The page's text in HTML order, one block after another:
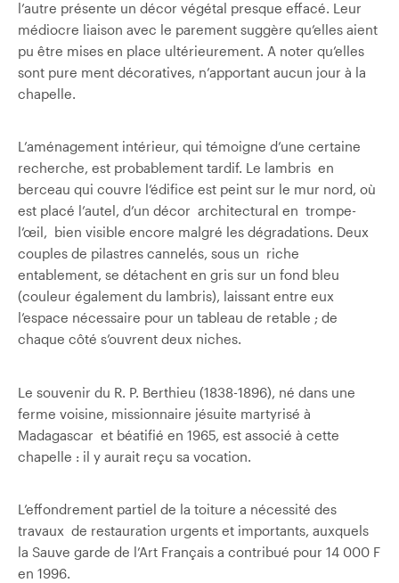
l’autre présente un décor végétal presque effacé. Leur
médiocre liaison avec le parement suggère qu’elles aient
pu être mises en place ultérieurement. A noter qu’elles
sont pure­ ment décoratives, n’apportant aucun jour à la
chapelle.
L’aménagement intérieur, qui témoigne d’une certaine
recherche, est probablement tardif. Le lambris en
berceau qui couvre l’édifice est peint sur le mur nord, où
est placé l’autel, d’un décor architectural en trompe-
l’œil, bien visible encore malgré les dégradations. Deux
couples de pilastres cannelés, sous un riche
entablement, se détachent en gris sur un fond bleu
(couleur également du lambris), laissant entre eux
l’espace nécessaire pour un tableau de retable ; de
chaque côté s’ouvrent deux niches.
Le souvenir du R. P. Berthieu (1838-1896), né dans une
ferme voisine, missionnaire jésuite martyrisé à
Madagascar et béatifié en 1965, est associé à cette
chapelle : il y aurait reçu sa vocation.
L’effondrement partiel de la toiture a nécessité des
travaux de restauration urgents et importants, auxquels
la Sauve­ garde de l’Art Français a contribué pour 14 000 F
en 1996.